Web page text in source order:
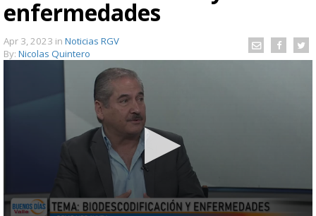
enfermedades
Apr 3, 2023 in Noticias RGV
By: Nicolas Quintero